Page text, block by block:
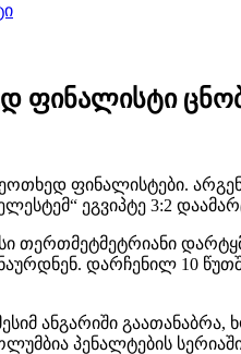
ფინალისტი
ფინალისტები.
“ ეგვიპტე 3:2
თერთმეტმეტრიანი
დარჩენილ 10
ანგარიში
პენალტების